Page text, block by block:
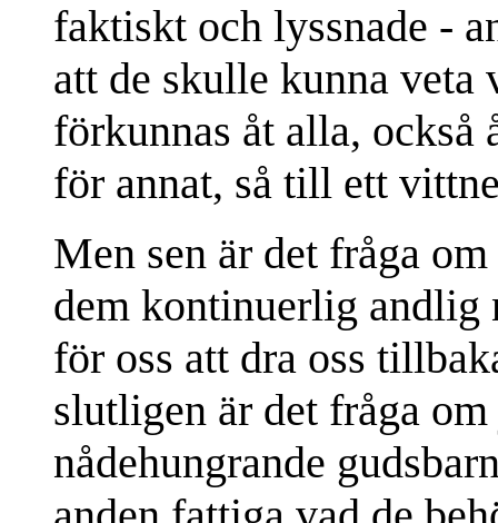
faktiskt och lyssnade -
att de skulle kunna veta
förkunnas åt alla, också
för annat, så till ett
Men sen är det fråga
dem kontinuerlig andlig
för oss att dra oss
slutligen är det fråga
nådehungrande